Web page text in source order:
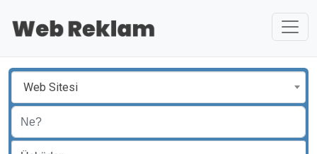
Web Sitesi